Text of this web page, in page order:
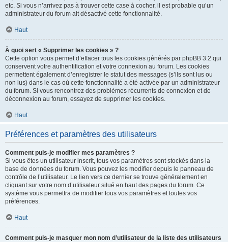
etc. Si vous n’arrivez pas à trouver cette case à cocher, il est probable qu’un
administrateur du forum ait désactivé cette fonctionnalité.
Haut
À quoi sert « Supprimer les cookies » ?
Cette option vous permet d’effacer tous les cookies générés par phpBB 3.2 qui
conservent votre authentification et votre connexion au forum. Les cookies
permettent également d’enregistrer le statut des messages (s’ils sont lus ou
non lus) dans le cas où cette fonctionnalité a été activée par un administrateur
du forum. Si vous rencontrez des problèmes récurrents de connexion et de
déconnexion au forum, essayez de supprimer les cookies.
Haut
Préférences et paramètres des utilisateurs
Comment puis-je modifier mes paramètres ?
Si vous êtes un utilisateur inscrit, tous vos paramètres sont stockés dans la
base de données du forum. Vous pouvez les modifier depuis le panneau de
contrôle de l’utilisateur. Le lien vers ce dernier se trouve généralement en
cliquant sur votre nom d’utilisateur situé en haut des pages du forum. Ce
système vous permettra de modifier tous vos paramètres et toutes vos
préférences.
Haut
Comment puis-je masquer mon nom d’utilisateur de la liste des utilisateurs